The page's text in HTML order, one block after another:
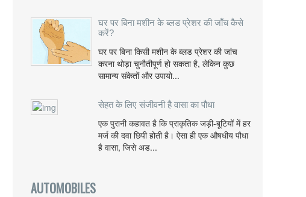
घर पर बिना मशीन के ब्लड प्रेशर की जाँच कैसे
करें?
घर पर बिना किसी मशीन के ब्लड प्रेशर की जांच
करना थोड़ा चुनौतीपूर्ण हो सकता है, लेकिन कुछ
सामान्य संकेतों और उपायो...
सेहत के लिए संजीवनी है वासा का पौधा
एक पुरानी कहावत है कि प्राकृतिक जड़ी-बूटियों में हर
मर्ज की दवा छिपी होती है। ऐसा ही एक औषधीय पौधा
है वासा, जिसे अड...
AUTOMOBILES